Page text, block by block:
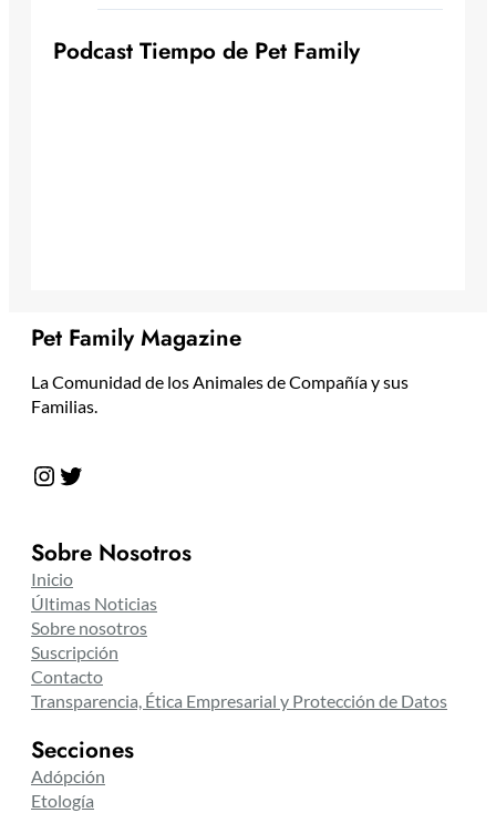
Podcast Tiempo de Pet Family
Pet Family Magazine
La Comunidad de los Animales de Compañía y sus
Familias.
Instagram Twitter
Sobre Nosotros
Inicio
Últimas Noticias
Sobre nosotros
Suscripción
Contacto
Transparencia, Ética Empresarial y Protección de Datos
Secciones
Adópción
Etología